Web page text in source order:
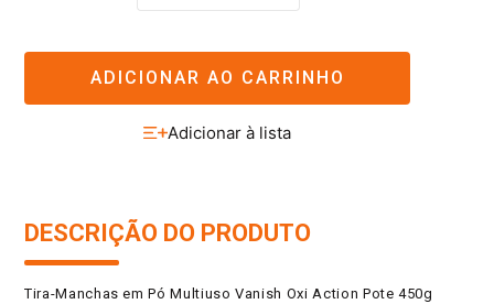
ADICIONAR AO CARRINHO
DESCRIÇÃO DO PRODUTO
Tira-Manchas em Pó Multiuso Vanish Oxi Action Pote 450g